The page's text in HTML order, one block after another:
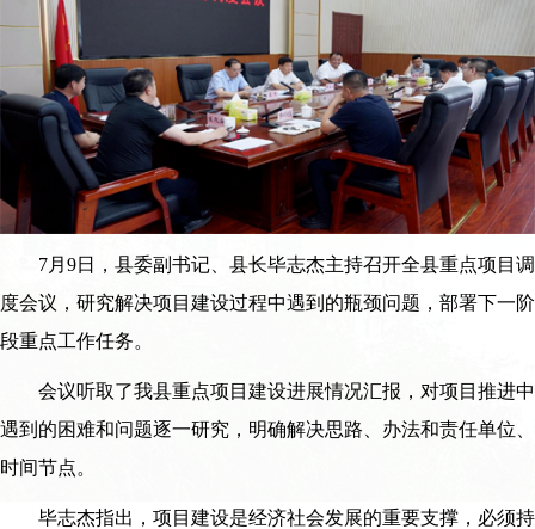
7月9日，县委副书记、县长毕志杰主持召开全县重点项目调
度会议，研究解决项目建设过程中遇到的瓶颈问题，部署下一阶
段重点工作任务。
会议听取了我县重点项目建设进展情况汇报，对项目推进中
遇到的困难和问题逐一研究，明确解决思路、办法和责任单位、
时间节点。
毕志杰指出，项目建设是经济社会发展的重要支撑，必须持